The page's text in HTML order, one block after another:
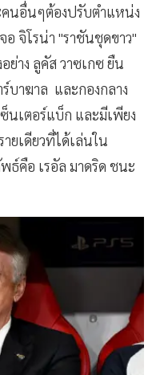
คนอื่นๆต้องปรับตำแหน่ง
อ จิโรน่า "ราชันชุดขาว"
ย่าง ลูคัส วาซเกซ ยืน
บาฆาล และกองกลาง
ซ็นเตอร์แบ็ก และมีเพียง
ยเดียวที่ได้เล่นใน
ธ์คือ เรอัล มาดริด ชนะ